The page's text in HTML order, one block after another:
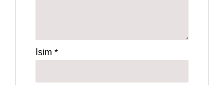
İsim*